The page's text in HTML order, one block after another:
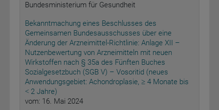
Bundesministerium für Gesundheit
Bekanntmachung eines Beschlusses des
Gemeinsamen Bundesausschusses über eine
Änderung der Arzneimittel-Richtlinie: Anlage XII –
Nutzenbewertung von Arzneimitteln mit neuen
Wirkstoffen nach § 35a des Fünften Buches
Sozialgesetzbuch (SGB V) – Vosoritid (neues
Anwendungsgebiet: Achondroplasie, ≥ 4 Monate bis
< 2 Jahre)
vom: 16. Mai 2024